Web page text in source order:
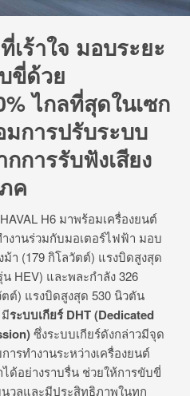
เร้าใจ มอบระยะ
ขี่ด้วย
ไกลที่สุดในเซก
มการปรับระบบ
การรับฟังเสียง
ค
H6 มาพร้อมเครื่องยนต์
ำงานร่วมกับมอเตอร์ไฟฟ้า มอบ
ม้า (179 กิโลวัตต์) แรงบิดสูงสุด
HEV) และพละกำลัง 326
ตต์) แรงบิดสูงสุด 530 นิวตัน
ระบบเกียร์DHT (Dedicated
ซึ่งระบบเกียร์ดังกล่าวมีจุด
ารทำงานระหว่างเครื่องยนต์
ด้อย่างราบรื่น ช่วยให้การขับขี่
วลและมีประสิทธิภาพในทุก